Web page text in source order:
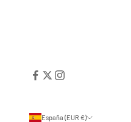
España (EUR €)